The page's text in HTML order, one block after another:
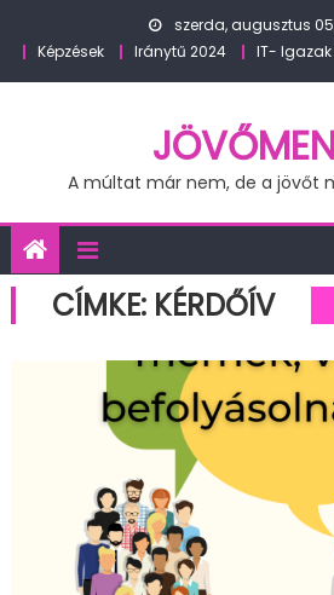
szerda, augusztus
Képzések
Iránytű 2024 IT-
A múltat már nem, de a jövőt
CÍMKE: KÉRDŐÍV